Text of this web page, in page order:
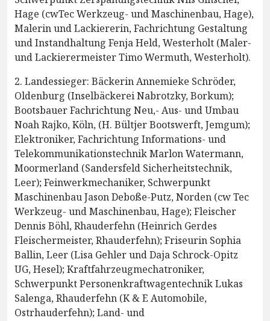
Hage (cwTec Werkzeug- und Maschinenbau, Hage),
Malerin und Lackiererin, Fachrichtung Gestaltung
und Instandhaltung Fenja Held, Westerholt (Maler-
und Lackierermeister Timo Wermuth, Westerholt).
2. Landessieger: Bäckerin Annemieke Schröder,
Oldenburg (Inselbäckerei Nabrotzky, Borkum);
Bootsbauer Fachrichtung Neu,- Aus- und Umbau
Noah Rajko, Köln, (H. Bültjer Bootswerft, Jemgum);
Elektroniker, Fachrichtung Informations- und
Telekommunikationstechnik Marlon Watermann,
Moormerland (Sandersfeld Sicherheitstechnik,
Leer); Feinwerkmechaniker, Schwerpunkt
Maschinenbau Jason Deboße-Putz, Norden (cw Tec
Werkzeug- und Maschinenbau, Hage); Fleischer
Dennis Böhl, Rhauderfehn (Heinrich Gerdes
Fleischermeister, Rhauderfehn); Friseurin Sophia
Ballin, Leer (Lisa Gehler und Daja Schrock-Opitz
UG, Hesel); Kraftfahrzeugmechatroniker,
Schwerpunkt Personenkraftwagentechnik Lukas
Salenga, Rhauderfehn (K & E Automobile,
Ostrhauderfehn); Land- und